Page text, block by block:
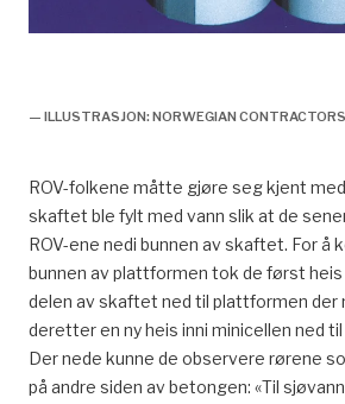
— ILLUSTRASJON: NORWEGIAN CONTRACTORS
ROV-folkene måtte gjøre seg kjent
skaftet ble fylt med vann slik at de
ROV-ene nedi bunnen av skaftet. For å
bunnen av plattformen tok de først
delen av skaftet ned til plattformen der
deretter en ny heis inni minicellen ned
Der nede kunne de observere rørene
på andre siden av betongen: «Til